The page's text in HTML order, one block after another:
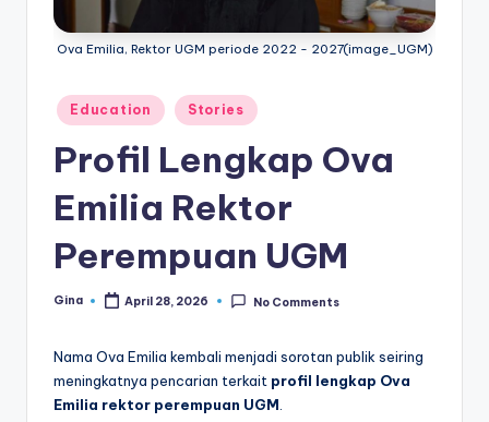
diOva Emilia, Rektor UGM periode 2022 - 2027(image_UGM)
Posted
in
Education Stories
Profil Lengkap Ova
Emilia Rektor
Perempuan UGM
Posted
Gina April 28, 2026 No Comments
Nama Ova Emilia kembali menjadi sorotan publik seiring
meningkatnya pencarian terkait profil lengkap Ova
Emilia rektor perempuan UGM